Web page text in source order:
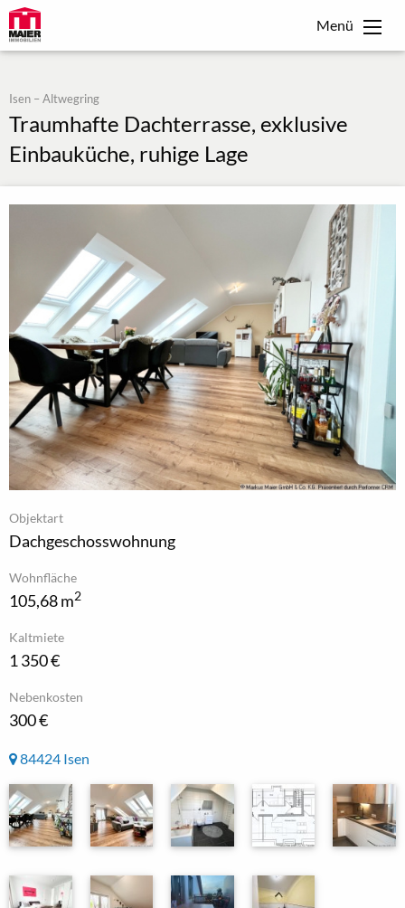
Menü
Isen – Altwegring
Traumhafte Dachterrasse, exklusive
Einbauküche, ruhige Lage
Objektart
Dachgeschosswohnung
Wohnfläche
105,68 m2
Kaltmiete
1 350 €
Nebenkosten
300 €
84424 Isen